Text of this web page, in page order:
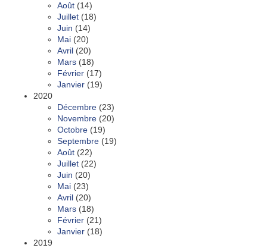
Août (14)
Juillet (18)
Juin (14)
Mai (20)
Avril (20)
Mars (18)
Février (17)
Janvier (19)
2020
Décembre (23)
Novembre (20)
Octobre (19)
Septembre (19)
Août (22)
Juillet (22)
Juin (20)
Mai (23)
Avril (20)
Mars (18)
Février (21)
Janvier (18)
2019